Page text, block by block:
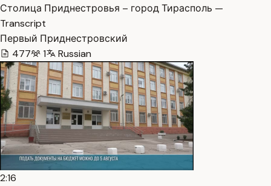
Столица Приднестровья – город Тирасполь —
Transcript
Первый Приднестровский
477
1 Russian
2:16